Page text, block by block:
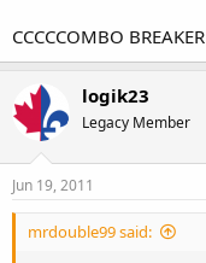
CCCCCOMBO BREAKER
logik23
Legacy Member
Jun 19, 2011
mrdouble99 said: